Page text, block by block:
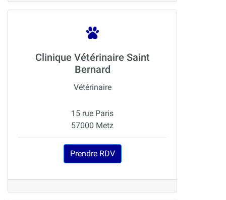
Clinique Vétérinaire Saint
Bernard
Vétérinaire
15 rue Paris
57000 Metz
Prendre RDV